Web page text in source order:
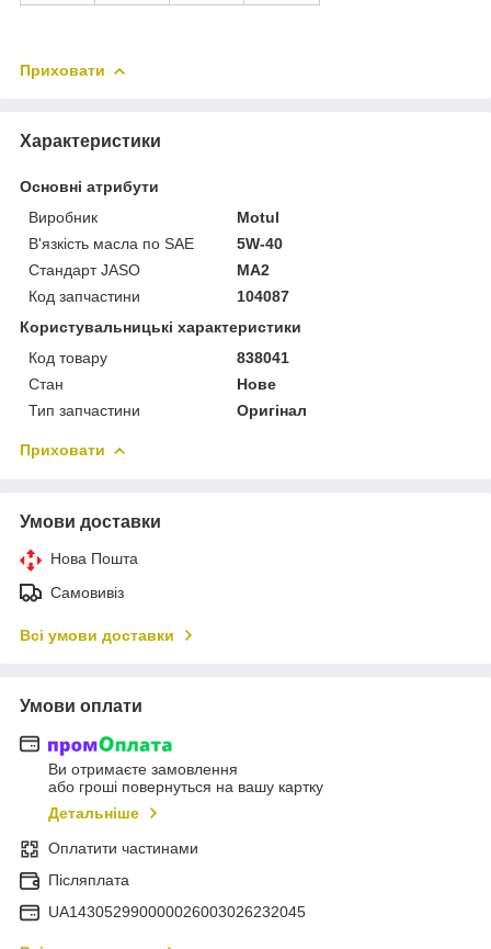
Приховати
Характеристики
Основні атрибути
Виробник
Motul
В'язкість масла по SAE
5W-40
Стандарт JASO
MA2
Код запчастини
104087
Користувальницькі характеристики
Код товару
838041
Стан
Нове
Тип запчастини
Оригінал
Приховати
Умови доставки
Нова Пошта
Самовивіз
Всі умови доставки
Умови оплати
Ви отримаєте замовлення
або гроші повернуться на вашу картку
Детальніше
Оплатити частинами
Післяплата
UA143052990000026003026232045